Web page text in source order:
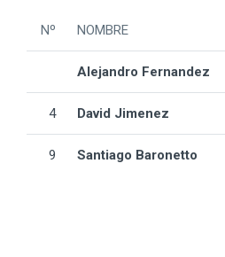
Nº NOMBRE
Alejandro Fernandez
4 David Jimenez
9 Santiago Baronetto